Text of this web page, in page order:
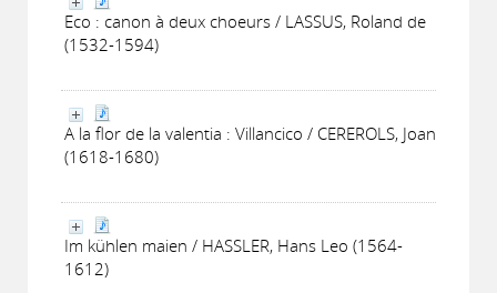
Eco : canon à deux choeurs / LASSUS, Roland de
(1532-1594)
A la flor de la valentia : Villancico / CEREROLS, Joan
(1618-1680)
Im kühlen maien / HASSLER, Hans Leo (1564-
1612)